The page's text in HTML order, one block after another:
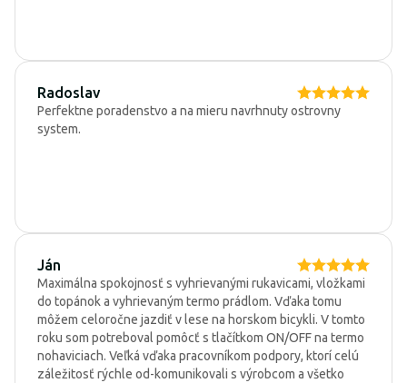
Radoslav
Perfektne poradenstvo a na mieru navrhnuty ostrovny
system.
Ján
Maximálna spokojnosť s vyhrievanými rukavicami, vložkami
do topánok a vyhrievaným termo prádlom. Vďaka tomu
môžem celoročne jazdiť v lese na horskom bicykli. V tomto
roku som potreboval pomôcť s tlačítkom ON/OFF na termo
nohaviciach. Veľká vďaka pracovníkom podpory, ktorí celú
záležitosť rýchle od-komunikovali s výrobcom a všetko